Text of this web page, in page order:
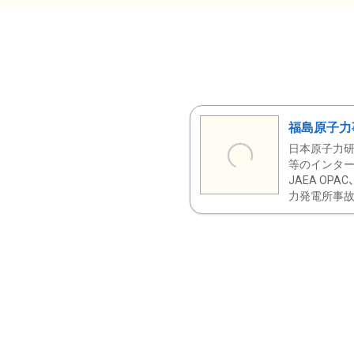
福島原子
日本原子力
等のインタ
JAEA OPAC
力発電所事